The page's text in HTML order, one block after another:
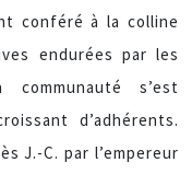
conféré à la colline
endurées par les
s’est
d’adhérents.
J.-C. par l’empereur